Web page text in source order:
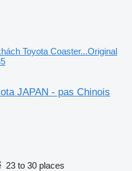
Toyota Coaster...Original
JAPAN - pas Chinois
23 to 30 places